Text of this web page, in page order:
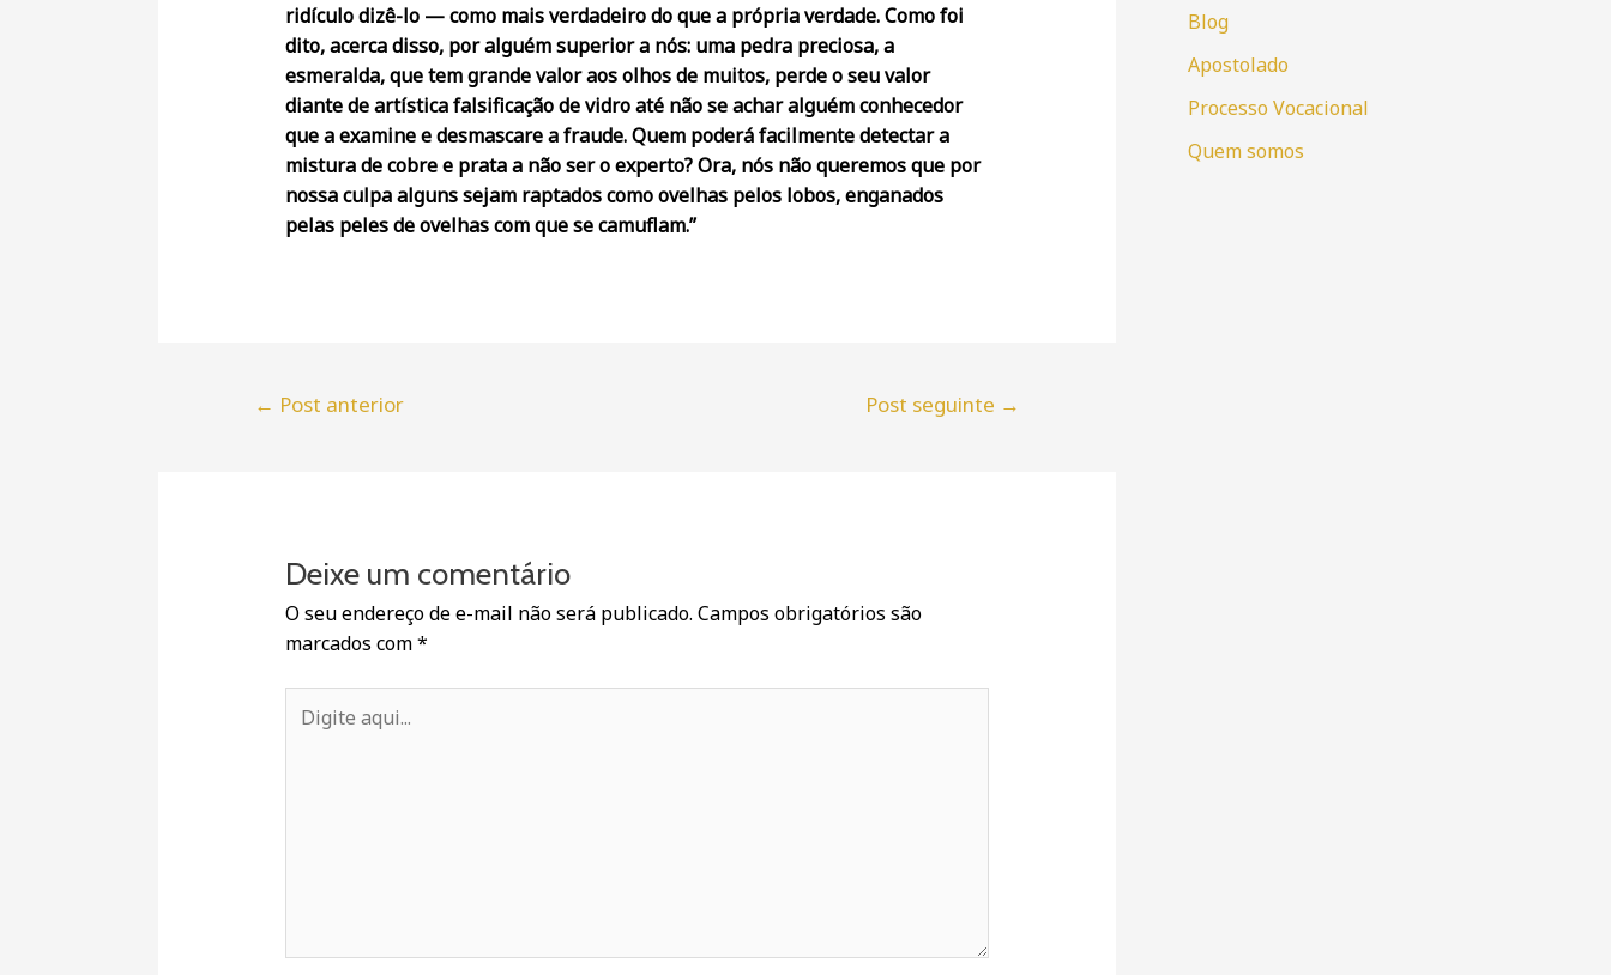
ridículo dizê-lo — como mais verdadeiro do que a própria verdade. Como foi
dito, acerca disso, por alguém superior a nós: uma pedra preciosa, a
esmeralda, que tem grande valor aos olhos de muitos, perde o seu valor
diante de artística falsificação de vidro até não se achar alguém conhecedor
que a examine e desmascare a fraude. Quem poderá facilmente detectar a
mistura de cobre e prata a não ser o experto? Ora, nós não queremos que por
nossa culpa alguns sejam raptados como ovelhas pelos lobos, enganados
pelas peles de ovelhas com que se camuflam.”
← Post anterior Post seguinte →
Deixe um comentário
O seu endereço de e-mail não será publicado. Campos obrigatórios são
marcados com*
aqui...
Blog
Apostolado
Processo Vocacional
Quem somos